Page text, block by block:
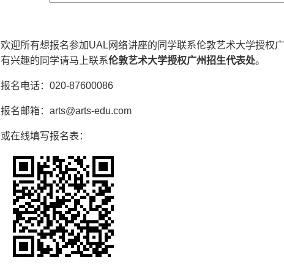
欢迎所有想报名参加UAL网络讲座的同学联系伦敦艺术大学授权
有兴趣的同学请马上联系伦敦艺术大学授权广州招生代表处。
报名电话：020-87600086
报名邮箱：arts@arts-edu.com
或在线填写报名表：